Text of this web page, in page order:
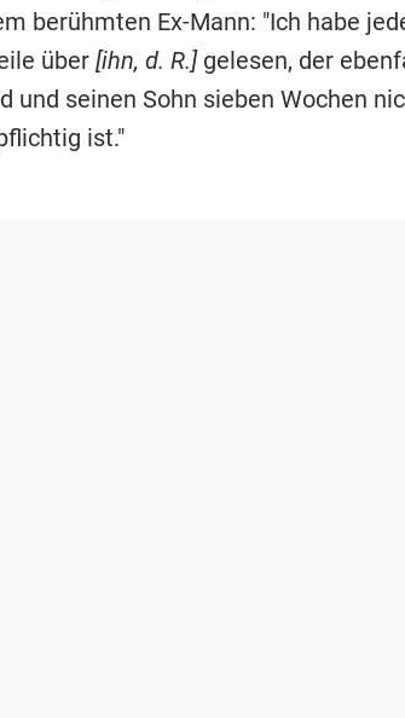
berühmten Ex-Mann: "Ich habe
über [ihn, d. R.] gelesen, der
und seinen Sohn sieben Wochen
ist."